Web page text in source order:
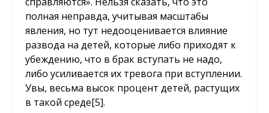
полная неправда, учитывая масштабы
явления, но тут недооценивается влияние
развода на детей, которые либо приходят к
убеждению, что в брак вступать не надо,
либо усиливается их тревога при вступлении.
Увы, весьма высок процент детей, растущих
в такой среде[5].